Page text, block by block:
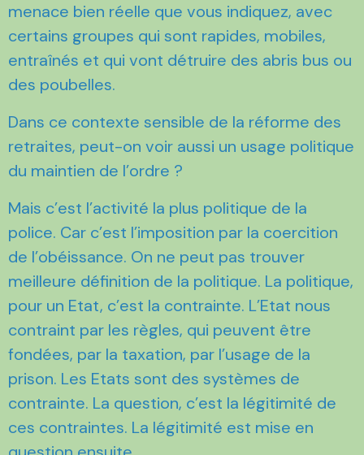
menace bien réelle que vous indiquez, avec
certains groupes qui sont rapides, mobiles,
entraînés et qui vont détruire des abris bus ou
des poubelles.
Dans ce contexte sensible de la réforme des
retraites, peut-on voir aussi un usage politique
du maintien de l’ordre ?
Mais c’est l’activité la plus politique de la
police. Car c’est l’imposition par la coercition
de l’obéissance. On ne peut pas trouver
meilleure définition de la politique. La politique,
pour un Etat, c’est la contrainte. L’Etat nous
contraint par les règles, qui peuvent être
fondées, par la taxation, par l’usage de la
prison. Les Etats sont des systèmes de
contrainte. La question, c’est la légitimité de
ces contraintes. La légitimité est mise en